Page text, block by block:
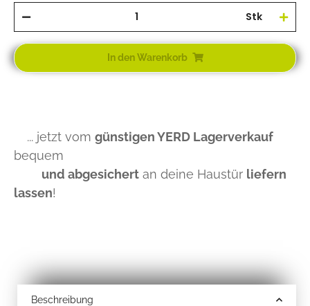
Stk
In den Warenkorb
... jetzt vom günstigen YERD Lagerverkauf
bequem
und abgesichert an deine Haustür liefern
lassen!
Beschreibung